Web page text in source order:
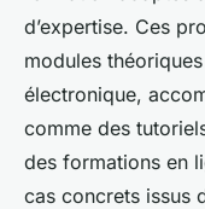
d’expertise. Ces
modules
électronique,
comme des
des formations en
cas concrets issus